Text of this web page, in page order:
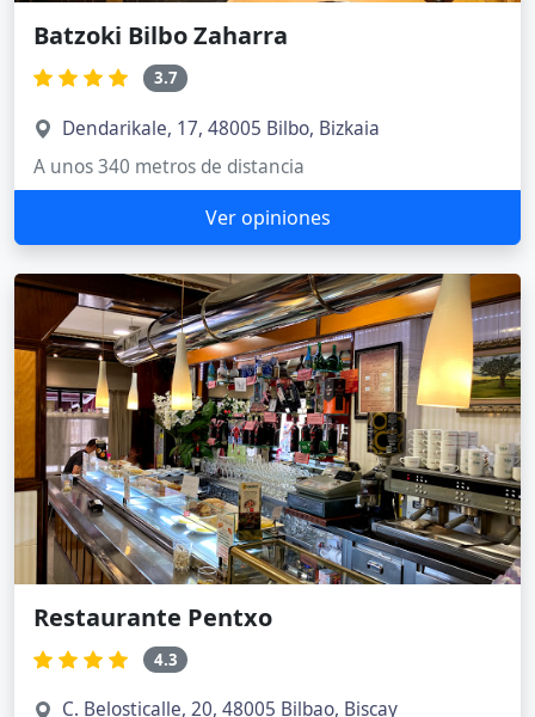
Batzoki Bilbo Zaharra
3.7
Dendarikale, 17, 48005 Bilbo, Bizkaia
A unos 340 metros de distancia
Ver opiniones
Restaurante Pentxo
4.3
C. Belosticalle, 20, 48005 Bilbao, Biscay